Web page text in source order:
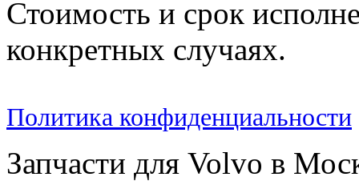
Стоимость и срок
конкретных случаях.
Политика конфиденциальности
Запчасти для Volvo в